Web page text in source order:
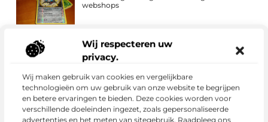
Wij respecteren uw
privacy.
Wij maken gebruik van cookies en vergelijkbare
technologieën om uw gebruik van onze website te begrijpen
en betere ervaringen te bieden. Deze cookies worden voor
verschillende doeleinden ingezet, zoals gepersonaliseerde
advertenties en het meten van sitegebruik. Raadpleeg ons
webshops
Van zoekresultaat naar merkvoorkeur
Waar let u op bij een SCIOS-keuring van uw
stookinstallatie?